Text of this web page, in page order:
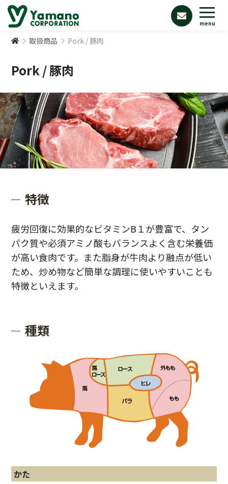
menu
取扱商品 Pork / 豚肉
Pork / 豚肉
特徴
疲労回復に効果的なビタミンB１が豊富で、タン
パク質や必須アミノ酸もバランスよく含む栄養価
が高い食肉です。また脂身が牛肉より融点が低い
ため、炒め物など簡単な調理に使いやすいことも
特徴といえます。
種類
かた